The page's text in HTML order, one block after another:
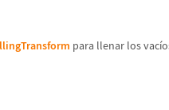
para llenar los vací